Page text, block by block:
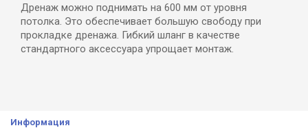
Дренаж можно поднимать на 600 мм от уровня
потолка. Это обеспечивает большую свободу при
прокладке дренажа. Гибкий шланг в качестве
стандартного аксессуара упрощает монтаж.
Информация